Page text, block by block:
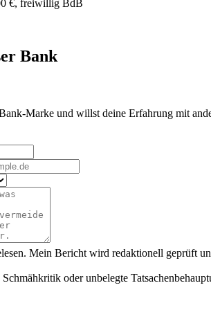
€, freiwillig BdB
Bank
Marke und willst deine Erfahrung mit
Mein Bericht wird redaktionell geprüft
oder unbelegte